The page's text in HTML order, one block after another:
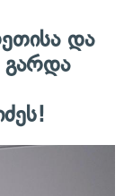
და
გარდა